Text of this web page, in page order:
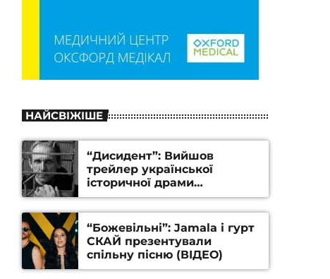
НАЙСВІЖІШЕ
“Дисидент”: Вийшов
трейлер української
історичної драми
Станіслава Гуренка та
Андрія Алфьорова (ВІДЕО)
“Божевільні”: Jamala і гурт
СКАЙ презентували
спільну пісню (ВІДЕО)